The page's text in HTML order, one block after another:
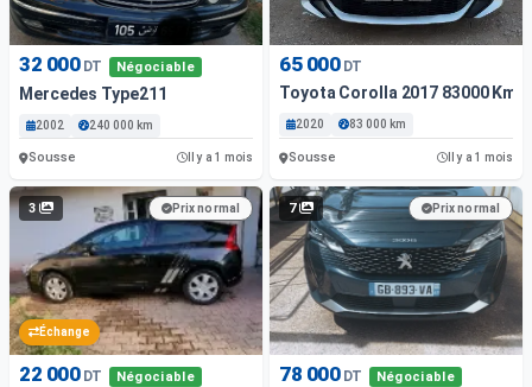
32 000 DT Négociable
Mercedes Type211
2002 240 000 km
Sousse Il y a 1 mois
65 000 DT
Toyota Corolla 2017 83000 Km
2020 83 000 km
Sousse Il y a 1 mois
3
Échange
Prix normal
22 000 DT Négociable
7 Prix normal
78 000 DT Négociable